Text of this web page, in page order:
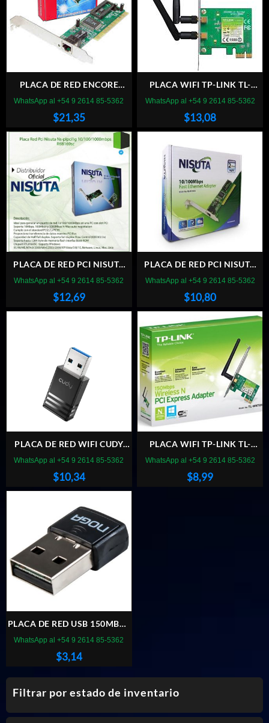
Filtrar por estado de inventario
PLACA DE RED ENCORE
ENL832 PCI
$21,35
WhatsApp al +54 9 2614 85-5362
PLACA WIFI TP-LINK TL-
WN881ND PCI EXPRESS
$13,08
WhatsApp al +54 9 2614 85-5362
PLACA DE RED PCI NISUTA
10/100/1000 MBPS
$12,69
WhatsApp al +54 9 2614 85-5362
PLACA DE RED PCI NISUTA
10/100 Mbps PC1003
$10,80
WhatsApp al +54 9 2614 85-5362
PLACA DE RED WIFI CUDY
AC1300 USB
$10,34
WhatsApp al +54 9 2614 85-5362
PLACA WIFI TP-LINK TL-
WN781ND PCI EXPRESS
$8,99
WhatsApp al +54 9 2614 85-5362
PLACA DE RED USB 150MBPS
NOGA NG-UW06
$3,14
WhatsApp al +54 9 2614 85-5362